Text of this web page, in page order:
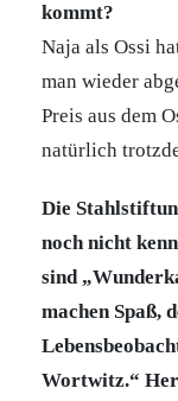
kommt?
Naja als Ossi
man wieder
Preis aus dem
natürlich
Die
noch nicht
sind
machen Spaß,
Wortwitz.“